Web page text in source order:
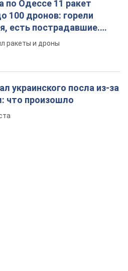
Одессе 11 ракет
100 дронов: горели
есть пострадавшие.
ракеты и дроны
украинского посла из-за
что произошло